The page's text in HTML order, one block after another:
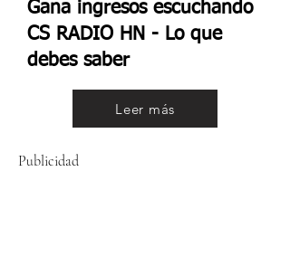
Gana ingresos escuchando
CS RADIO HN - Lo que
debes saber
Leer más
Publicidad